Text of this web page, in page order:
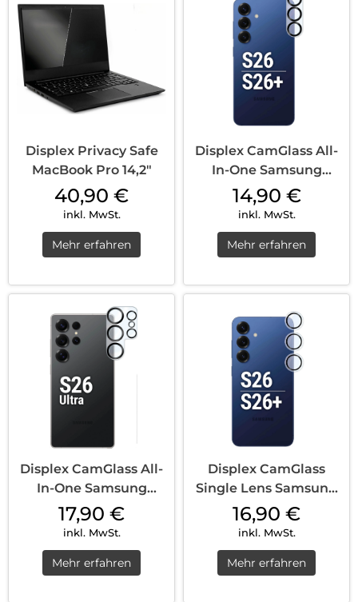
Displex Privacy Safe
MacBook Pro 14,2″
40,90 €
inkl. MwSt.
Mehr erfahren
Displex CamGlass All-
In-One Samsung
Galaxy S26 Tra...
14,90 €
inkl. MwSt.
Mehr erfahren
Displex CamGlass All-
In-One Samsung
Galaxy S26 Ult...
17,90 €
inkl. MwSt.
Mehr erfahren
Displex CamGlass
Single Lens Samsung
Galaxy S26 Tr...
16,90 €
inkl. MwSt.
Mehr erfahren